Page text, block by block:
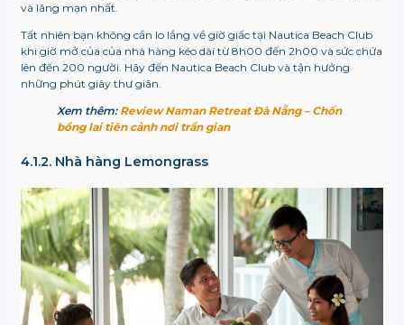
và lãng mạn nhất.
Tất nhiên bạn không cần lo lắng về giờ giấc tại Nautica Beach Club
khi giờ mở của của nhà hàng kéo dài từ 8h00 đến 2h00 và sức chứa
lên đến 200 người. Hãy đến Nautica Beach Club và tận hưởng
những phút giây thư giãn.
Xem thêm: Review Naman Retreat Đà Nẵng – Chốn
bồng lai tiên cảnh nơi trần gian
4.1.2. Nhà hàng Lemongrass